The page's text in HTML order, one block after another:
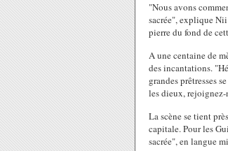
"Nous avons
sacrée", explique
pierre du fond de
A une centaine de
des incantations.
grandes prêtresses
les dieux, rejoignez-
La scène se tient
capitale. Pour les
sacrée", en langue